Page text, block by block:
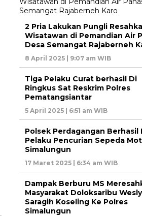
2 Pria Lakukan Pungli
Wisatawan di Pemandian Air
Desa Semangat Rajaberneh
8 April 2025 | 9:07 am WIB
Tiga Pelaku Curat berhasil Di
Ringkus Sat Reskrim Polres
Pematangsiantar
5 April 2025 | 6:51 am WIB
Polsek Perdagangan Berhasil
Pelaku Pencurian Sepeda
Simalungun
17 Maret 2025 | 6:34 am WIB
Dampak Berburu MS
Masyarakat Doloksaribu Wesly
Saragih Koseling Ke Polres
Simalungun